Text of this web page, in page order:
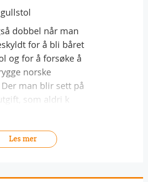
dobbel når man
for å bli båret
og for å forsøke å
norske
man blir sett på
som aldri k
Les mer